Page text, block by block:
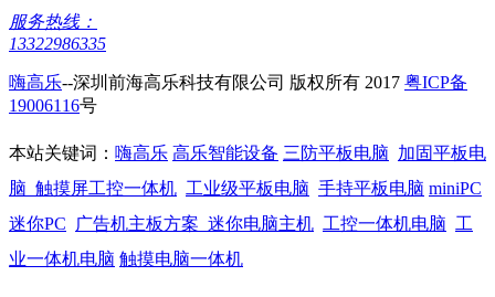
服务热线：
13322986335
嗨高乐--深圳前海高乐科技有限公司 版权所有 2017 粤ICP备
19006116号
本站关键词： 嗨高乐 高乐智能设备 三防平板电脑 加固平板电
脑 触摸屏工控一体机 工业级平板电脑 手持平板电脑 miniPC
迷你PC
广告机主板方案 迷你电脑主机 工控一体机电脑 工
业一体机电脑 触摸电脑一体机